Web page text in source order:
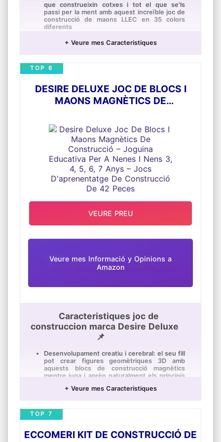
que construeixin cotxes i tot el que se'ls
passi per la ment amb aquest increïble joc de
construcció de maons LLEC en 35 colors
diferents
múltiples peces especials com 18 pneumàtics
Els nens podran construir cotxes de joguina,
simplement deixar-se guiar amb les idees de
construcció incloses
Aquest joc creatiu ve amb una còmoda caixa
ideal per a qualsevol col·lecció LLEC
Els nens poden combinar aquest joc amb uns
altres de la gamma LLEC Classic per a crear
tot un univers de diversió creativa i poden
construir i reconstruir infinitat de figures
És un regal ideal i creatiu per a nens i nenes
a partir de 4 anys a què els agradi construir i
dels aniversaris infantils o com a obsequi de
+ Veure mes Caracteristiques
DESIRE DELUXE JOC DE BLOCS I
MAONS MAGNÈTICS DE
EDUCATIVA PER A NENES I NENS 3,
4, 5, 6, 7 ANYS – JOCS
D'APRENENTATGE DE CONSTRUCCIÓ
DE 42 PECES
TOP 6
Veure mes Informació y Opinions a
Amazon
Caracteristiques joc de
construccion marca Desire Deluxe
📌
Desenvolupament creatiu i cerebral: el seu fill
pot crear figures geomètriques 3D amb
aquests blocs de construcció magnètics
mentre juga i aprèn naturalment els principis
magnètic.
vegades més potents per a un millor agarri
que permet construir figures i estructures
Alta qualitat certificada: aquests blocs estan
VEURE PREU
+ Veure mes Caracteristiques
ECCOMERI KIT DE CONSTRUCCIÓ DE
TOP 7